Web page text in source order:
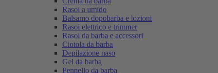
Rasoi a umido
Balsamo dopobarba e lozioni
Rasoi elettrico e trimmer
Rasoi da barba e accessori
Ciotola da barba
Depilazione naso
Gel da barba
Pennello da barba